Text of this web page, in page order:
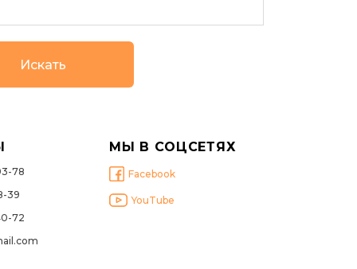
Искать
78
39
72
МЫ В СОЦСЕТЯХ
Facebook
YouTube